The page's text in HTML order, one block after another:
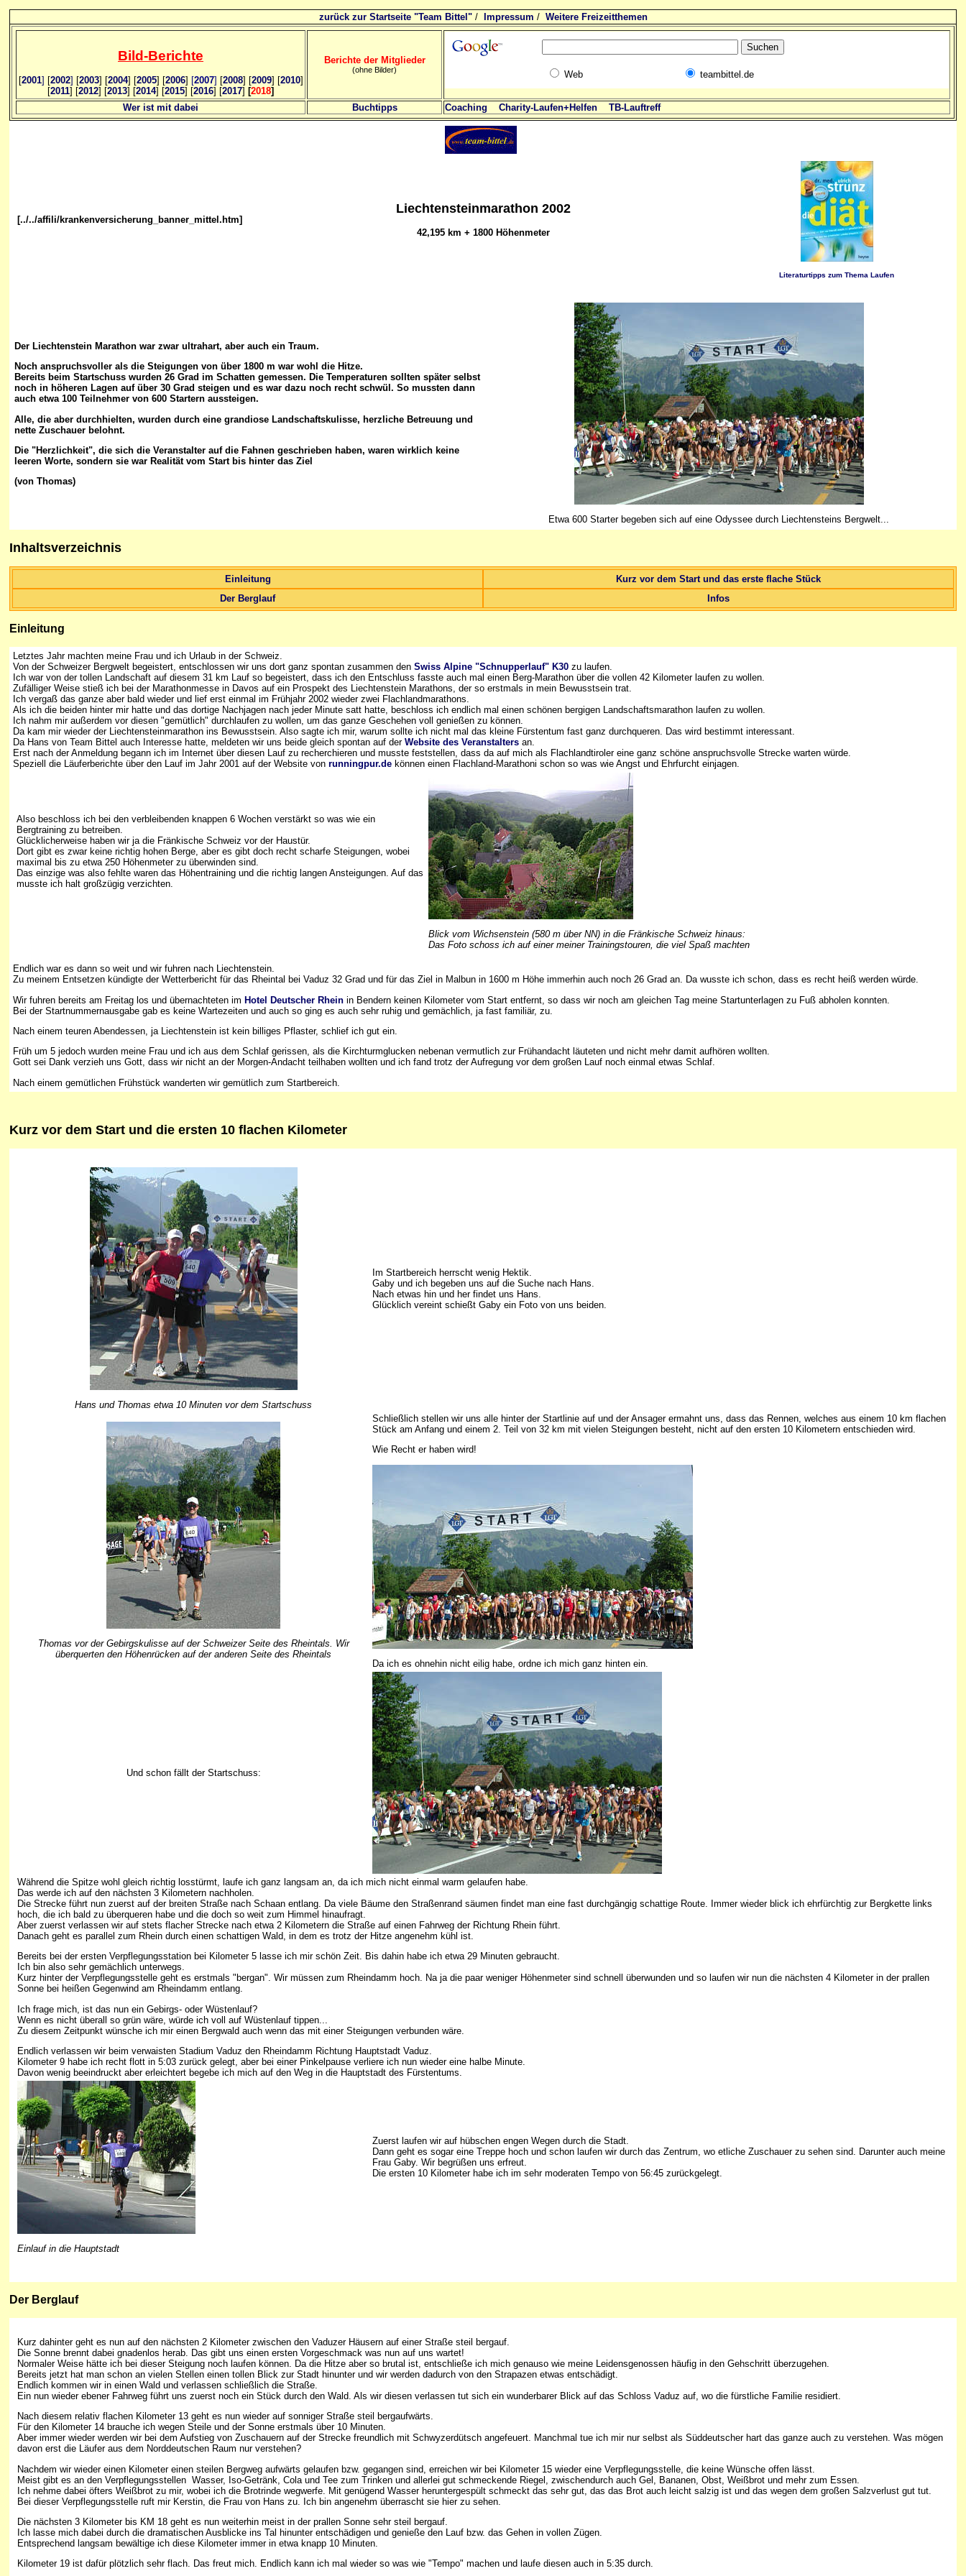
zurück zur Startseite "Team Bittel"/ Impressum / Weitere Freizeitthemen
Bild-Berichte
[2001] [2002] [2003] [2004] [2005] [2006] [2007] [2008] [2009] [2010]
[2011] [2012] [2013] [2014] [2015] [2016] [2017] [2018]
Berichte der Mitglieder
(ohne Bilder) Web teambittel.de
Wer ist mit dabei Buchtipps Coaching Charity-Laufen+Helfen TB-Lauftreff
[../../affili/krankenversicherung_banner_mittel.htm]
Liechtensteinmarathon 2002
42,195 km + 1800 Höhenmeter
Literaturtipps zum Thema Laufen
Der Liechtenstein Marathon war zwar ultrahart, aber auch ein Traum.
Noch anspruchsvoller als die Steigungen von über 1800 m war wohl die Hitze.
Bereits beim Startschuss wurden 26 Grad im Schatten gemessen. Die Temperaturen sollten später selbst
noch in höheren Lagen auf über 30 Grad steigen und es war dazu noch recht schwül. So mussten dann
auch etwa 100 Teilnehmer von 600 Startern aussteigen.
Alle, die aber durchhielten, wurden durch eine grandiose Landschaftskulisse, herzliche Betreuung und
nette Zuschauer belohnt.
Die "Herzlichkeit", die sich die Veranstalter auf die Fahnen geschrieben haben, waren wirklich keine
leeren Worte, sondern sie war Realität vom Start bis hinter das Ziel
(von Thomas)
Etwa 600 Starter begeben sich auf eine Odyssee durch Liechtensteins Bergwelt...
Inhaltsverzeichnis
Einleitung
Kurz vor dem Start und das erste flache Stück
Der Berglauf
Infos
Einleitung
Letztes Jahr machten meine Frau und ich Urlaub in der Schweiz.
Von der Schweizer Bergwelt begeistert, entschlossen wir uns dort ganz spontan zusammen den Swiss Alpine "Schnupperlauf" K30 zu laufen.
Ich war von der tollen Landschaft auf diesem 31 km Lauf so begeistert, dass ich den Entschluss fasste auch mal einen Berg-Marathon über die vollen 42 Kilometer laufen zu wollen.
Zufälliger Weise stieß ich bei der Marathonmesse in Davos auf ein Prospekt des Liechtenstein Marathons, der so erstmals in mein Bewusstsein trat.
Ich vergaß das ganze aber bald wieder und lief erst einmal im Frühjahr 2002 wieder zwei Flachlandmarathons.
Als ich die beiden hinter mir hatte und das dortige Nachjagen nach jeder Minute satt hatte, beschloss ich endlich mal einen schönen bergigen Landschaftsmarathon laufen zu wollen.
Ich nahm mir außerdem vor diesen "gemütlich" durchlaufen zu wollen, um das ganze Geschehen voll genießen zu können.
Da kam mir wieder der Liechtensteinmarathon ins Bewusstsein. Also sagte ich mir, warum sollte ich nicht mal das kleine Fürstentum fast ganz durchqueren. Das wird bestimmt interessant.
Da Hans von Team Bittel auch Interesse hatte, meldeten wir uns beide gleich spontan auf der Website des Veranstalters an.
Erst nach der Anmeldung begann ich im Internet über diesen Lauf zu recherchieren und musste feststellen, dass da auf mich als Flachlandtiroler eine ganz schöne anspruchsvolle Strecke warten würde.
Speziell die Läuferberichte über den Lauf im Jahr 2001 auf der Website von runningpur.de können einen Flachland-Marathoni schon so was wie Angst und Ehrfurcht einjagen.
Also beschloss ich bei den verbleibenden knappen 6 Wochen verstärkt so was wie ein
Bergtraining zu betreiben.
Glücklicherweise haben wir ja die Fränkische Schweiz vor der Haustür.
Dort gibt es zwar keine richtig hohen Berge, aber es gibt doch recht scharfe Steigungen, wobei
maximal bis zu etwa 250 Höhenmeter zu überwinden sind.
Das einzige was also fehlte waren das Höhentraining und die richtig langen Ansteigungen. Auf das
musste ich halt großzügig verzichten.
Blick vom Wichsenstein (580 m über NN) in die Fränkische Schweiz hinaus:
Das Foto schoss ich auf einer meiner Trainingstouren, die viel Spaß machten
Endlich war es dann so weit und wir fuhren nach Liechtenstein.
Zu meinem Entsetzen kündigte der Wetterbericht für das Rheintal bei Vaduz 32 Grad und für das Ziel in Malbun in 1600 m Höhe immerhin auch noch 26 Grad an. Da wusste ich schon, dass es recht heiß werden würde.
Wir fuhren bereits am Freitag los und übernachteten im Hotel Deutscher Rhein in Bendern keinen Kilometer vom Start entfernt, so dass wir noch am gleichen Tag meine Startunterlagen zu Fuß abholen konnten.
Bei der Startnummernausgabe gab es keine Wartezeiten und auch so ging es auch sehr ruhig und gemächlich, ja fast familiär, zu.
Nach einem teuren Abendessen, ja Liechtenstein ist kein billiges Pflaster, schlief ich gut ein.
Früh um 5 jedoch wurden meine Frau und ich aus dem Schlaf gerissen, als die Kirchturmglucken nebenan vermutlich zur Frühandacht läuteten und nicht mehr damit aufhören wollten.
Gott sei Dank verzieh uns Gott, dass wir nicht an der Morgen-Andacht teilhaben wollten und ich fand trotz der Aufregung vor dem großen Lauf noch einmal etwas Schlaf.
Nach einem gemütlichen Frühstück wanderten wir gemütlich zum Startbereich.
Kurz vor dem Start und die ersten 10 flachen Kilometer
Hans und Thomas etwa 10 Minuten vor dem Startschuss
Im Startbereich herrscht wenig Hektik.
Gaby und ich begeben uns auf die Suche nach Hans.
Nach etwas hin und her findet uns Hans.
Glücklich vereint schießt Gaby ein Foto von uns beiden.
Thomas vor der Gebirgskulisse auf der Schweizer Seite des Rheintals. Wir
überquerten den Höhenrücken auf der anderen Seite des Rheintals
Schließlich stellen wir uns alle hinter der Startlinie auf und der Ansager ermahnt uns, dass das Rennen, welches aus einem 10 km flachen
Stück am Anfang und einem 2. Teil von 32 km mit vielen Steigungen besteht, nicht auf den ersten 10 Kilometern entschieden wird.
Wie Recht er haben wird!
Da ich es ohnehin nicht eilig habe, ordne ich mich ganz hinten ein.
Und schon fällt der Startschuss:
Während die Spitze wohl gleich richtig losstürmt, laufe ich ganz langsam an, da ich mich nicht einmal warm gelaufen habe.
Das werde ich auf den nächsten 3 Kilometern nachholen.
Die Strecke führt nun zuerst auf der breiten Straße nach Schaan entlang. Da viele Bäume den Straßenrand säumen findet man eine fast durchgängig schattige Route. Immer wieder blick ich ehrfürchtig zur Bergkette links
hoch, die ich bald zu überqueren habe und die doch so weit zum Himmel hinaufragt.
Aber zuerst verlassen wir auf stets flacher Strecke nach etwa 2 Kilometern die Straße auf einen Fahrweg der Richtung Rhein führt.
Danach geht es parallel zum Rhein durch einen schattigen Wald, in dem es trotz der Hitze angenehm kühl ist.
Bereits bei der ersten Verpflegungsstation bei Kilometer 5 lasse ich mir schön Zeit. Bis dahin habe ich etwa 29 Minuten gebraucht.
Ich bin also sehr gemächlich unterwegs.
Kurz hinter der Verpflegungsstelle geht es erstmals "bergan". Wir müssen zum Rheindamm hoch. Na ja die paar weniger Höhenmeter sind schnell überwunden und so laufen wir nun die nächsten 4 Kilometer in der prallen
Sonne bei heißen Gegenwind am Rheindamm entlang.
Ich frage mich, ist das nun ein Gebirgs- oder Wüstenlauf?
Wenn es nicht überall so grün wäre, würde ich voll auf Wüstenlauf tippen...
Zu diesem Zeitpunkt wünsche ich mir einen Bergwald auch wenn das mit einer Steigungen verbunden wäre.
Endlich verlassen wir beim verwaisten Stadium Vaduz den Rheindamm Richtung Hauptstadt Vaduz.
Kilometer 9 habe ich recht flott in 5:03 zurück gelegt, aber bei einer Pinkelpause verliere ich nun wieder eine halbe Minute.
Davon wenig beeindruckt aber erleichtert begebe ich mich auf den Weg in die Hauptstadt des Fürstentums.
Einlauf in die Hauptstadt
Zuerst laufen wir auf hübschen engen Wegen durch die Stadt.
Dann geht es sogar eine Treppe hoch und schon laufen wir durch das Zentrum, wo etliche Zuschauer zu sehen sind. Darunter auch meine
Frau Gaby. Wir begrüßen uns erfreut.
Die ersten 10 Kilometer habe ich im sehr moderaten Tempo von 56:45 zurückgelegt.
Der Bergl auf
Kurz dahinter geht es nun auf den nächsten 2 Kilometer zwischen den Vaduzer Häusern auf einer Straße steil bergauf.
Die Sonne brennt dabei gnadenlos herab. Das gibt uns einen ersten Vorgeschmack was nun auf uns wartet!
Normaler Weise hätte ich bei dieser Steigung noch laufen können. Da die Hitze aber so brutal ist, entschließe ich mich genauso wie meine Leidensgenossen häufig in den Gehschritt überzugehen.
Bereits jetzt hat man schon an vielen Stellen einen tollen Blick zur Stadt hinunter und wir werden dadurch von den Strapazen etwas entschädigt.
Endlich kommen wir in einen Wald und verlassen schließlich die Straße.
Ein nun wieder ebener Fahrweg führt uns zuerst noch ein Stück durch den Wald. Als wir diesen verlassen tut sich ein wunderbarer Blick auf das Schloss Vaduz auf, wo die fürstliche Familie residiert.
Nach diesem relativ flachen Kilometer 13 geht es nun wieder auf sonniger Straße steil bergaufwärts.
Für den Kilometer 14 brauche ich wegen Steile und der Sonne erstmals über 10 Minuten.
Aber immer wieder werden wir bei dem Aufstieg von Zuschauern auf der Strecke freundlich mit Schwyzerdütsch angefeuert. Manchmal tue ich mir nur selbst als Süddeutscher hart das ganze auch zu verstehen. Was mögen
davon erst die Läufer aus dem Norddeutschen Raum nur verstehen?
Nachdem wir wieder einen Kilometer einen steilen Bergweg aufwärts gelaufen bzw. gegangen sind, erreichen wir bei Kilometer 15 wieder eine Verpflegungsstelle, die keine Wünsche offen lässt.
Meist gibt es an den Verpflegungsstellen Wasser, Iso-Getränk, Cola und Tee zum Trinken und allerlei gut schmeckende Riegel, zwischendurch auch Gel, Bananen, Obst, Weißbrot und mehr zum Essen.
Ich nehme dabei öfters Weißbrot zu mir, wobei ich die Brotrinde wegwerfe. Mit genügend Wasser heruntergespült schmeckt das sehr gut, das das Brot auch leicht salzig ist und das wegen dem großen Salzverlust gut tut.
Bei dieser Verpflegungsstelle ruft mir Kerstin, die Frau von Hans zu. Ich bin angenehm überrascht sie hier zu sehen.
Die nächsten 3 Kilometer bis KM 18 geht es nun weiterhin meist in der prallen Sonne sehr steil bergauf.
Ich lasse mich dabei durch die dramatischen Ausblicke ins Tal hinunter entschädigen und genieße den Lauf bzw. das Gehen in vollen Zügen.
Entsprechend langsam bewältige ich diese Kilometer immer in etwa knapp 10 Minuten.
Kilometer 19 ist dafür plötzlich sehr flach. Das freut mich. Endlich kann ich mal wieder so was wie "Tempo" machen und laufe diesen auch in 5:35 durch.